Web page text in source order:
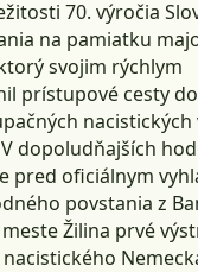
70. výročia
na pamiatku
svojim rýchlym
prístupové cesty
nacistických
dopoludňajších
pred oficiálnym
povstania z
Žilina prvé